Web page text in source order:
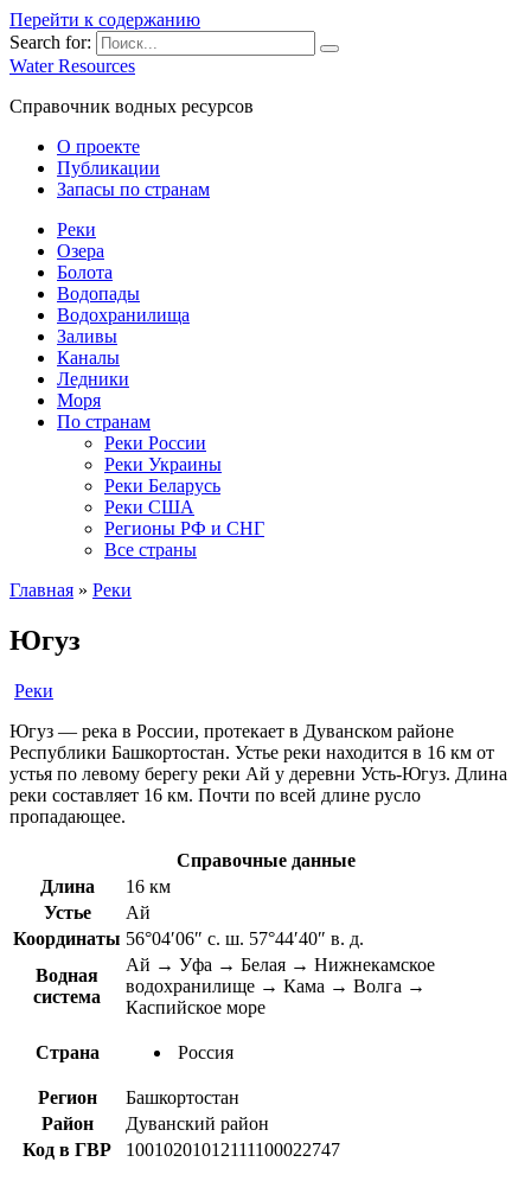
Перейти к содержанию
Search for:
Water Resources
Справочник водных ресурсов
О проекте
Публикации
Запасы по странам
Реки
Озера
Болота
Водопады
Водохранилища
Заливы
Каналы
Ледники
Моря
По странам
Реки России
Реки Украины
Реки Беларусь
Реки США
Регионы РФ и СНГ
Все страны
Главная » Реки
Югуз
Реки
Югуз — река в России, протекает в Дуванском районе
Республики Башкортостан. Устье реки находится в 16 км от
устья по левому берегу реки Ай у деревни Усть-Югуз. Длина
реки составляет 16 км. Почти по всей длине русло
пропадающее.
Справочные данные
Длина
16 км
Устье
Ай
Координаты 56°04′06″ с. ш. 57°44′40″ в. д.
Водная
система
Ай → Уфа → Белая → Нижнекамское
водохранилище → Кама → Волга →
Каспийское море
Страна Россия
Регион
Башкортостан
Район
Дуванский район
Код в ГВР
10010201012111100022747